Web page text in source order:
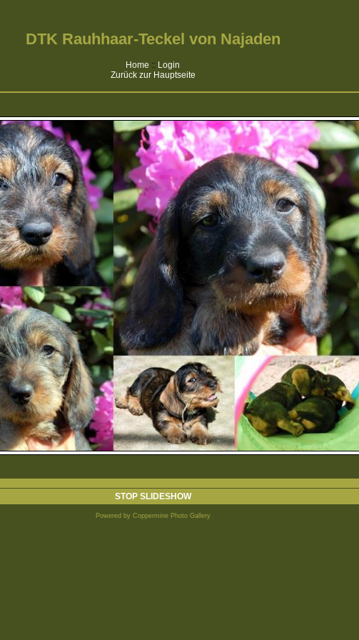
DTK Rauhhaar-Teckel von Najaden
Home :: Login
Zurück zur Hauptseite
STOP SLIDESHOW
Powered by Coppermine Photo Gallery